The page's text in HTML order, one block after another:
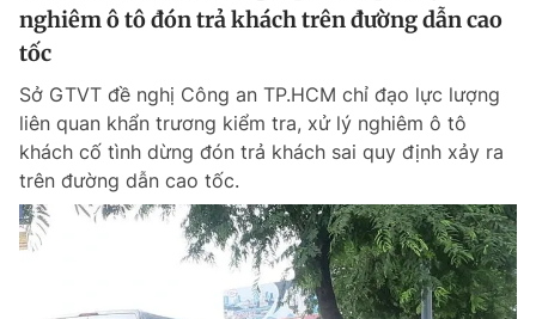
nghiêm ô tô đón trả khách trên đường dẫn cao
tốc
Sở GTVT đề nghị Công an TP.HCM chỉ đạo lực lượng
liên quan khẩn trương kiểm tra, xử lý nghiêm ô tô
khách cố tình dừng đón trả khách sai quy định xảy ra
trên đường dẫn cao tốc.